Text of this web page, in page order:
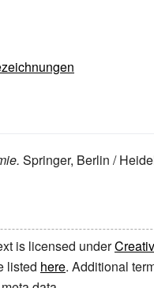
Springer, Berlin /
is licensed under
listed here. Additional